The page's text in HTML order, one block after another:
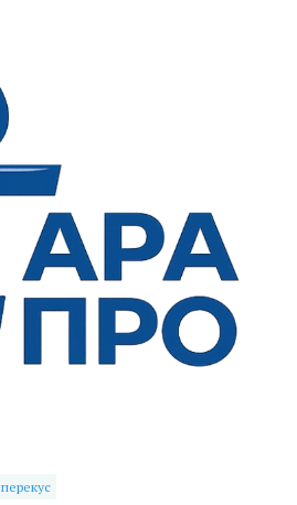
перекус